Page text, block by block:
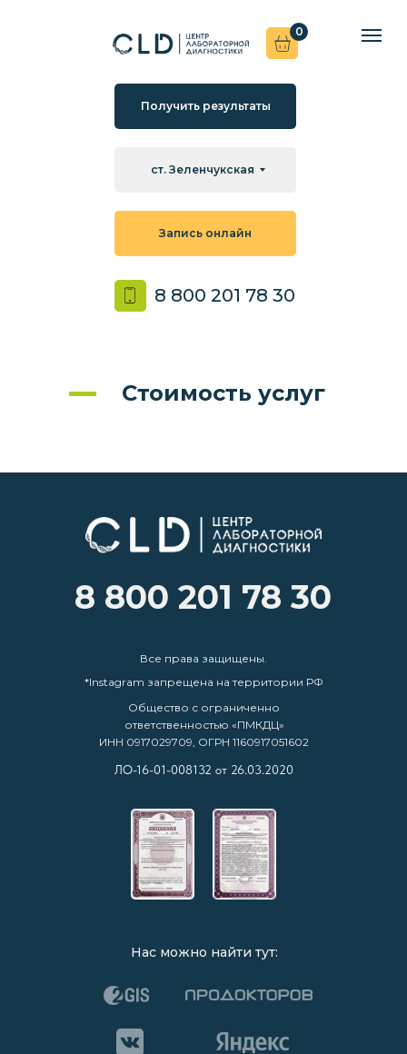
8 800 201 78 30
Получить результаты
ст. Зеленчукская
Запись онлайн
0
Стоимость услуг
Все права защищены.
*Instagram запрещена на территории РФ
Общество с ограниченно
ответственностью «ПМКДЦ»
ИНН 0917029709, ОГРН 1160917051602
Нас можно найти тут:
8 800 201 78 30
ЛО-16-01-008132 от 26.03.2020